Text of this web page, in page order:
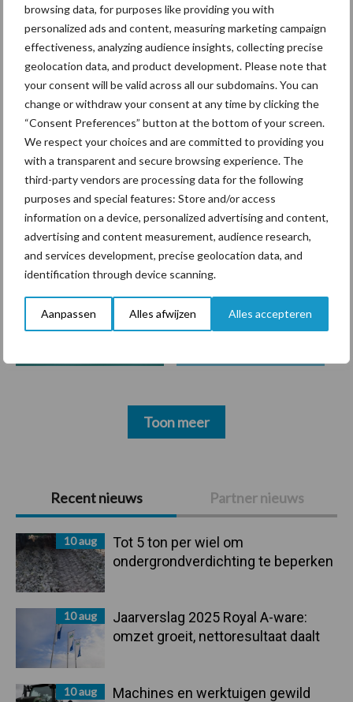
browsing data, for purposes like providing you with
personalized ads and content, measuring marketing campaign
effectiveness, analyzing audience insights, collecting precise
geolocation data, and product development. Please note that
your consent will be valid across all our subdomains. You can
change or withdraw your consent at any time by clicking the
“Consent Preferences” button at the bottom of your screen.
We respect your choices and are committed to providing you
with a transparent and secure browsing experience. The
third-party vendors are processing data for the following
purposes and special features: Store and/or access
information on a device, personalized advertising and content,
advertising and content measurement, audience research,
and services development, precise geolocation data, and
identification through device scanning.
Aanpassen Alles afwijzen Alles accepteren
Primaire
Sidebar
Recent nieuws Partner nieuws
10 aug
Tot 5 ton per wiel om
ondergrondverdichting te beperken
10 aug
Jaarverslag 2025 Royal A-ware:
omzet groeit, nettoresultaat daalt
10 aug
Machines en werktuigen gewild
Machines en werktuigen
gewild doelwit criminelen
Themapagina's
Diergezondheid Bemesting Fokkerij
Derogatie Fosfaatrechten
Toon meer